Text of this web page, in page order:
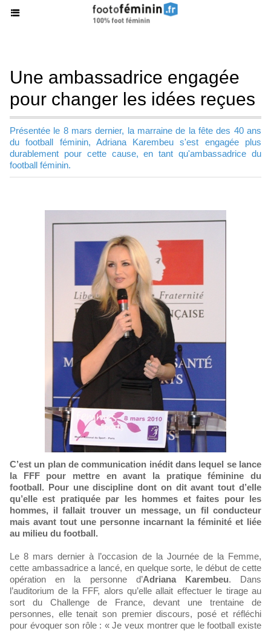
Une ambassadrice engagée
pour changer les idées reçues
Présentée le 8 mars dernier, la marraine de la fête des 40 ans
du football féminin, Adriana Karembeu s'est engagée plus
durablement pour cette cause, en tant qu'ambassadrice du
football féminin.
C’est un plan de communication inédit dans lequel se lance
la FFF pour mettre en avant la pratique féminine du
football. Pour une discipline dont on dit avant tout d’elle
qu’elle est pratiquée par les hommes et faites pour les
hommes, il fallait trouver un message, un fil conducteur
mais avant tout une personne incarnant la féminité et liée
au milieu du football.
Le 8 mars dernier à l’occasion de la Journée de la Femme,
cette ambassadrice a lancé, en quelque sorte, le début de cette
opération en la personne d’Adriana Karembeu. Dans
l’auditorium de la FFF, alors qu’elle allait effectuer le tirage au
sort du Challenge de France, devant une trentaine de
personnes, elle tenait son premier discours, posé et réfléchi
pour évoquer son rôle : « Je veux montrer que le football existe